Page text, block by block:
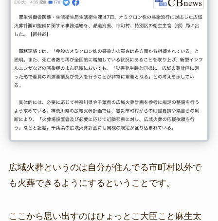
広域火葬というのは自分が住んでる市町村以外で
も火葬できるようにするということです。
ここから思い出すのはひょっとこ大臣こと麻生太